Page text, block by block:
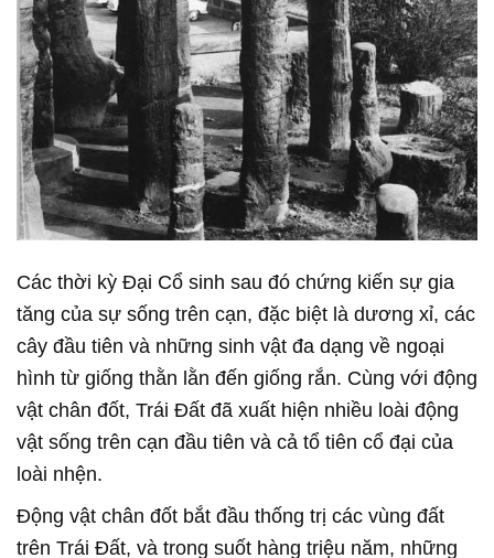
Các thời kỳ Đại Cổ sinh sau đó chứng kiến sự gia
tăng của sự sống trên cạn, đặc biệt là dương xỉ, các
cây đầu tiên và những sinh vật đa dạng về ngoại
hình từ giống thằn lằn đến giống rắn. Cùng với động
vật chân đốt, Trái Đất đã xuất hiện nhiều loài động
vật sống trên cạn đầu tiên và cả tổ tiên cổ đại của
loài nhện.
Động vật chân đốt bắt đầu thống trị các vùng đất
trên Trái Đất, và trong suốt hàng triệu năm, những